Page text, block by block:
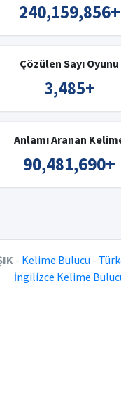
240,159,856+
Çözülen Sayı Oyunu
3,485+
Anlamı Aranan
90,481,690+
- Kelime Bulucu -
İngilizce Kelime